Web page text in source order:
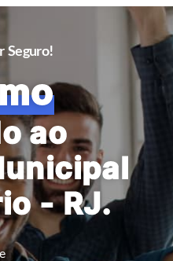
Seguro!
ao
- RJ.